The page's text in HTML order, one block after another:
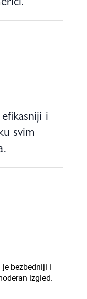
i
svim
bezbedniji i
izgled.